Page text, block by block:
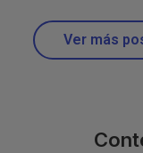
Ver más